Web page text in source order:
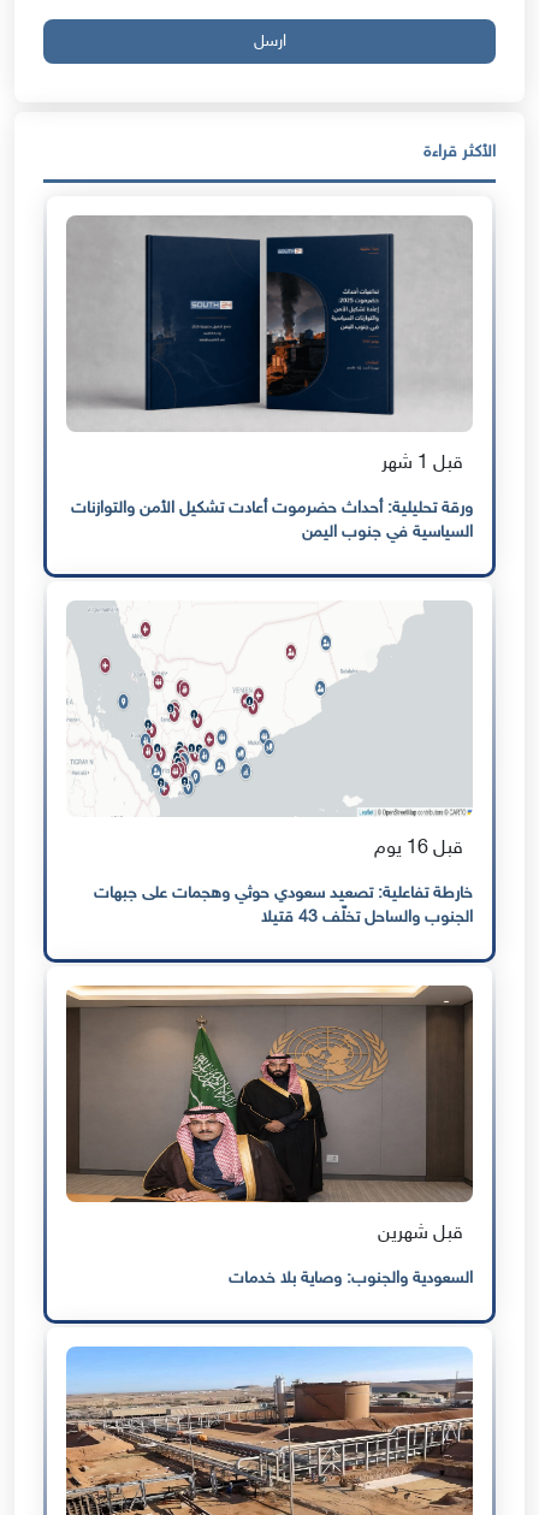
ارسل
الأكثر قراءة
قبل 1 شهر
ورقة تحليلية: أحداث حضرموت أعادت تشكيل الأمن والتوازنات
السياسية في جنوب اليمن
قبل 16 يوم
خارطة تفاعلية: تصعيد سعودي حوثي وهجمات على جبهات
الجنوب والساحل تخلّف 43 قتيلا
قبل شهرين
السعودية والجنوب: وصاية بلا خدمات